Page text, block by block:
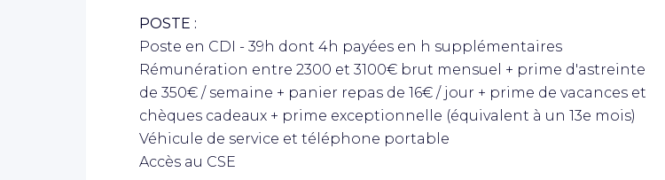
POSTE :
Poste en CDI - 39h dont 4h payées en h supplémentaires
Rémunération entre 2300 et 3100€ brut mensuel + prime d'astreinte
de 350€ / semaine + panier repas de 16€ / jour + prime de vacances et
chèques cadeaux + prime exceptionnelle (équivalent à un 13e mois)
Véhicule de service et téléphone portable
Accès au CSE